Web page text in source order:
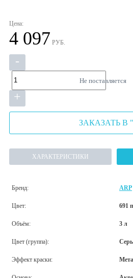
Цена:
4 097 РУБ.
-
+
Не поставляется
ЗАКАЗАТЬ В
ХАРАКТЕРИСТИКИ
Бренд: ARP
Цвет: 691
Объём: 3 л
Цвет (группа):
Эффект краски: